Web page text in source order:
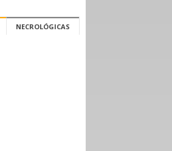
NECROLÓGICAS